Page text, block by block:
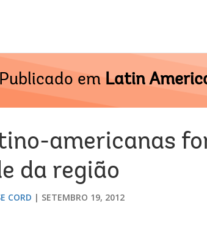
Publicado em Latin
americanas
da região
CORD SETEMBRO 19, 2012